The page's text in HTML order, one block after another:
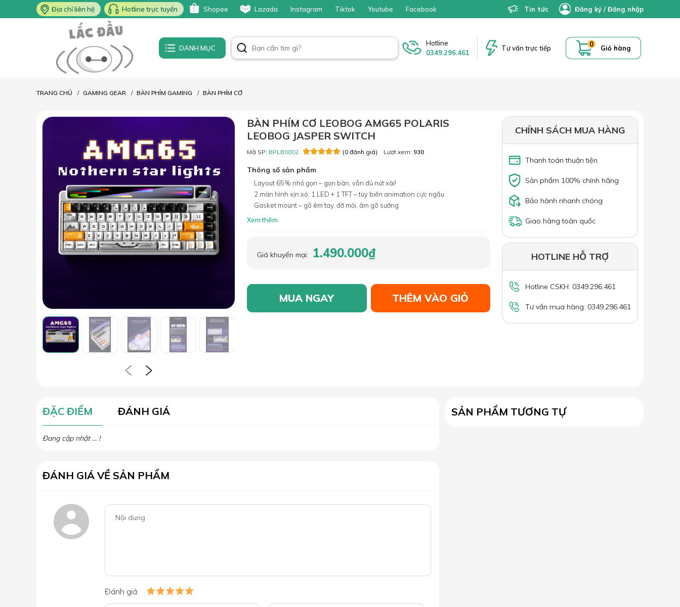
Địa chỉ liên hệ Hotline trực tuyến Shopee Lazada Instagram Tiktok Youtube Facebook Tin tức Đăng ký /Đăng nhập
DANH MỤC
Hotline
0349.296.461
Tư vấn trực tiếp 0 Giỏ hàng
TRANG CHỦ GAMING GEAR BÀN PHÍM GAMING BÀN PHÍM CƠ
BÀN PHÍM CƠ LEOBOG AMG65 POLARIS
LEOBOG JASPER SWITCH
Mã SP: BPLB0002 (0 đánh giá) Lượt xem: 930
Thông số sản phẩm
Layout 65% nhỏ gọn – gọn bàn, vẫn đủ nút xài!
2 màn hình xịn xò: 1 LED + 1 TFT – tùy biến animation cực ngầu
Gasket mount – gõ êm tay, đỡ mỏi, âm gõ sướng
Xem thêm
Giá khuyến mại: 1.490.000₫
MUA NGAY THÊM VÀO GIỎ
CHÍNH SÁCH MUA HÀNG
Thanh toán thuận tiện
Sản phẩm 100% chính hãng
Bảo hành nhanh chóng
Giao hàng toàn quốc
HOTLINE HỖ TRỢ
Hotline CSKH: 0349.296.461
Tư vấn mua hàng: 0349.296.461
ĐẶC ĐIỂM ĐÁNH GIÁ
Đang cập nhật ... !
ĐÁNH GIÁ VỀ SẢN PHẨM
Đánh giá:
SẢN PHẨM TƯƠNG TỰ